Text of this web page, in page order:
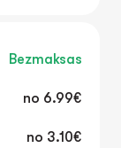
Bezmaksas
no 6.99€
no 3.10€